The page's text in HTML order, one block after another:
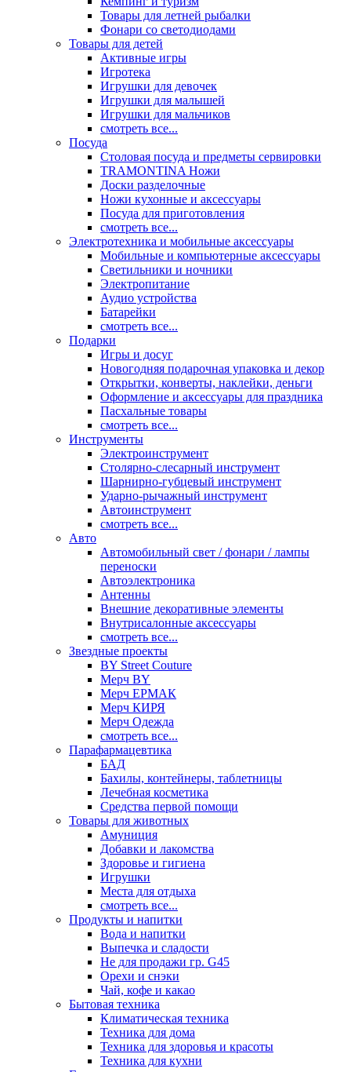
Товары для летней рыбалки
Фонари со светодиодами
Товары для детей
Активные игры
Игротека
Игрушки для девочек
Игрушки для малышей
Игрушки для мальчиков
смотреть все...
Посуда
Столовая посуда и предметы сервировки
TRAMONTINA Ножи
Доски разделочные
Ножи кухонные и аксессуары
Посуда для приготовления
смотреть все...
Электротехника и мобильные аксессуары
Мобильные и компьютерные аксессуары
Светильники и ночники
Электропитание
Аудио устройства
Батарейки
смотреть все...
Подарки
Игры и досуг
Новогодняя подарочная упаковка и декор
Открытки, конверты, наклейки, деньги
Оформление и аксессуары для праздника
Пасхальные товары
смотреть все...
Инструменты
Электроинструмент
Столярно-слесарный инструмент
Шарнирно-губцевый инструмент
Ударно-рычажный инструмент
Автоинструмент
смотреть все...
Авто
Автомобильный свет / фонари / лампы
переноски
Автоэлектроника
Антенны
Внешние декоративные элементы
Внутрисалонные аксессуары
смотреть все...
Звездные проекты
BY Street Couture
Мерч BY
Мерч ЕРМАК
Мерч КИРЯ
Мерч Одежда
смотреть все...
Парафармацевтика
БАД
Бахилы, контейнеры, таблетницы
Лечебная косметика
Средства первой помощи
Товары для животных
Амуниция
Добавки и лакомства
Здоровье и гигиена
Игрушки
Места для отдыха
смотреть все...
Продукты и напитки
Вода и напитки
Выпечка и сладости
Не для продажи гр. G45
Орехи и снэки
Чай, кофе и какао
Бытовая техника
Климатическая техника
Техника для дома
Техника для здоровья и красоты
Техника для кухни